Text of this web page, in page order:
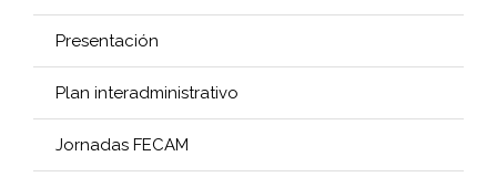
Presentación
Plan interadministrativo
Jornadas FECAM